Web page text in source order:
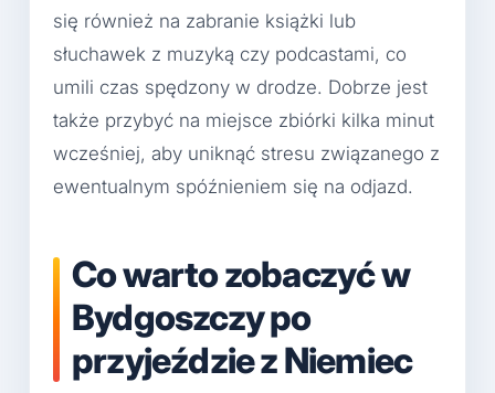
się również na zabranie książki lub
słuchawek z muzyką czy podcastami, co
umili czas spędzony w drodze. Dobrze jest
także przybyć na miejsce zbiórki kilka minut
wcześniej, aby uniknąć stresu związanego z
ewentualnym spóźnieniem się na odjazd.
Co warto zobaczyć w
Bydgoszczy po
przyjeździe z Niemiec